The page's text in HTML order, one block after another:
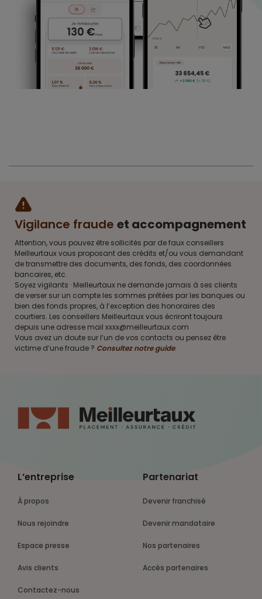
Vigilance fraude et accompagnement
Attention, vous pouvez être sollicités par de faux conseillers
Meilleurtaux vous proposant des crédits et/ou vous demandant
de transmettre des documents, des fonds, des coordonnées
bancaires, etc.
Soyez vigilants · Meilleurtaux ne demande jamais à ses clients
de verser sur un compte les sommes prêtées par les banques ou
bien des fonds propres, à l’exception des honoraires des
courtiers. Les conseillers Meilleurtaux vous écriront toujours
depuis une adresse mail xxxx@meilleurtaux.com
Vous avez un doute sur l’un de vos contacts ou pensez être
victime d’une fraude ? Consultez notre guide.
L’entreprise
À propos
Nous rejoindre
Espace presse
Avis clients
Contactez-nous
Partenariat
Devenir franchisé
Devenir mandataire
Nos partenaires
Accès partenaires